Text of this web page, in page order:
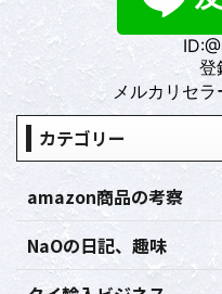
登
メルカリセラ
カテゴリー
amazon商品の考察
NaOの日記、趣味